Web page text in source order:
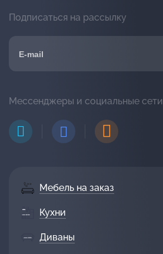
Мебель на заказ
Кухни
Диваны
Подписаться на рассылку
Мессенджеры и социальные сети